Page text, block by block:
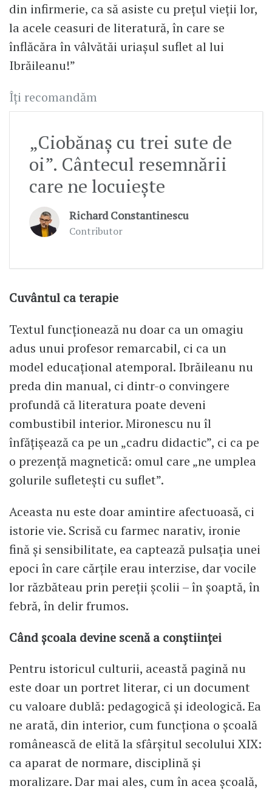
din infirmerie, ca să asiste cu prețul vieții lor,
la acele ceasuri de literatură, în care se
înflăcăra în vâlvătăi uriașul suflet al lui
Ibrăileanu!”
Îți recomandăm
„Ciobănaș cu trei sute de
oi”. Cântecul resemnării
care ne locuiește
Richard Constantinescu
Contributor
Cuvântul ca terapie
Textul funcționează nu doar ca un omagiu
adus unui profesor remarcabil, ci ca un
model educațional atemporal. Ibrăileanu nu
preda din manual, ci dintr-o convingere
profundă că literatura poate deveni
combustibil interior. Mironescu nu îl
înfățișează ca pe un „cadru didactic”, ci ca pe
o prezență magnetică: omul care „ne umplea
golurile sufletești cu suflet”.
Aceasta nu este doar amintire afectuoasă, ci
istorie vie. Scrisă cu farmec narativ, ironie
fină și sensibilitate, ea captează pulsația unei
epoci în care cărțile erau interzise, dar vocile
lor răzbăteau prin pereții școlii – în șoaptă, în
febră, în delir frumos.
Când școala devine scenă a conștiinței
Pentru istoricul culturii, această pagină nu
este doar un portret literar, ci un document
cu valoare dublă: pedagogică și ideologică. Ea
ne arată, din interior, cum funcționa o școală
românească de elită la sfârșitul secolului XIX:
ca aparat de normare, disciplină și
moralizare. Dar mai ales, cum în acea școală,